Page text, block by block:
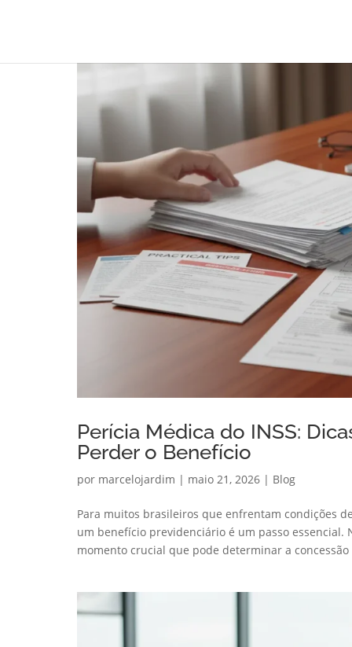
Perícia Médica do INSS:
Perder o Benefício
por marcelojardim | maio 21, 2026 | Blog
Para muitos brasileiros que enfrentam condições
um benefício previdenciário é um passo essencial.
momento crucial que pode determinar a concessão